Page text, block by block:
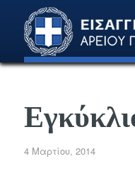
4 Μαρτίου, 2014